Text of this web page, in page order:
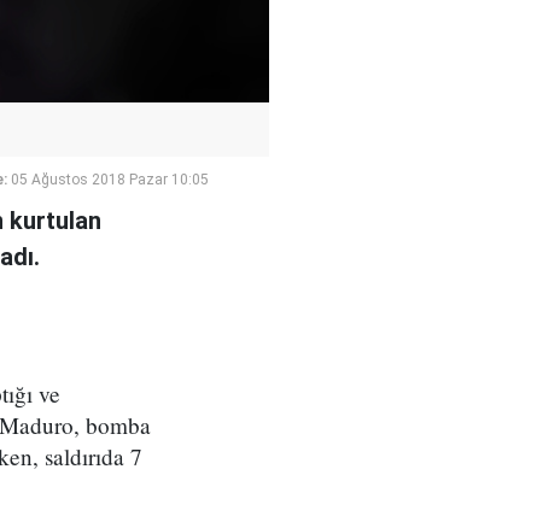
05 Ağustos 2018 Pazar 10:05
kurtulan
ve
bomba
saldırıda 7